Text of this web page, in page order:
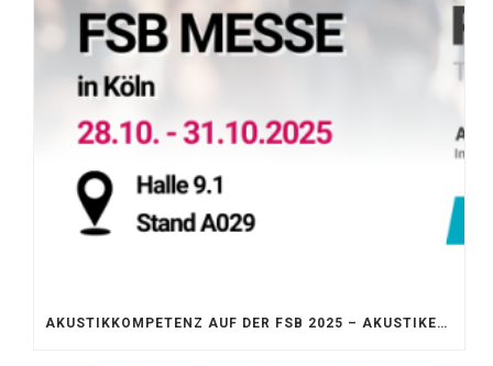
AKUSTIKKOMPETENZ AUF DER FSB 2025 – AKUSTIKELEMENTE FÜR DIE LEBENSRÄUME VON MORGEN